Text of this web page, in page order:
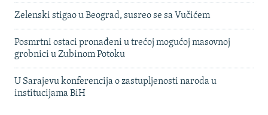
Zelenski stigao u Beograd, susreo se sa Vučićem
Posmrtni ostaci pronađeni u trećoj mogućoj masovnoj
grobnici u Zubinom Potoku
U Sarajevu konferencija o zastupljenosti naroda u
institucijama BiH